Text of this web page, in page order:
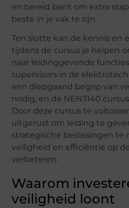
en bereid bent om extra
beste in je vak te zijn.
Ten slotte kan de kennis en
tijdens de cursus je helpen
naar leidinggevende
supervisors in de
een diepgaand begrip van
nodig, en de NEN3140
Door deze cursus te
uitgerust om leiding te
strategische beslissingen te
veiligheid en efficiëntie op
verbeteren.
Waarom
veiligheid loont